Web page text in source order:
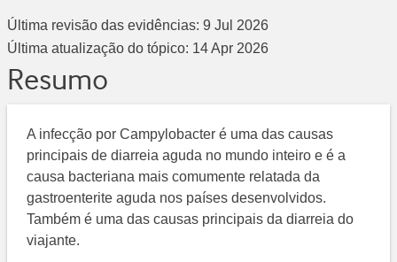
Última revisão das evidências: 9 Jul 2026
Última atualização do tópico: 14 Apr 2026
Resumo
A infecção por Campylobacter é uma das causas
principais de diarreia aguda no mundo inteiro e é a
causa bacteriana mais comumente relatada da
gastroenterite aguda nos países desenvolvidos.
Também é uma das causas principais da diarreia do
viajante.